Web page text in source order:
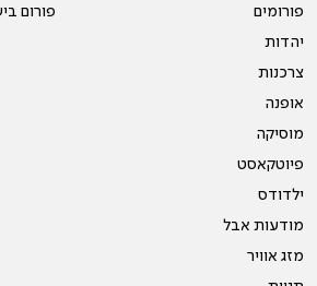
פורומים
יהדות
צרכנות
אופנה
מוסיקה
פיוטקאסט
ילדודס
מודעות אבל
מזג אוויר
פורום